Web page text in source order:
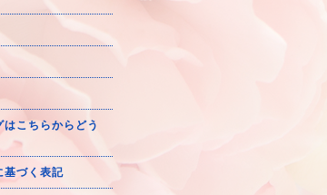
はこちらからどう
基づく表記